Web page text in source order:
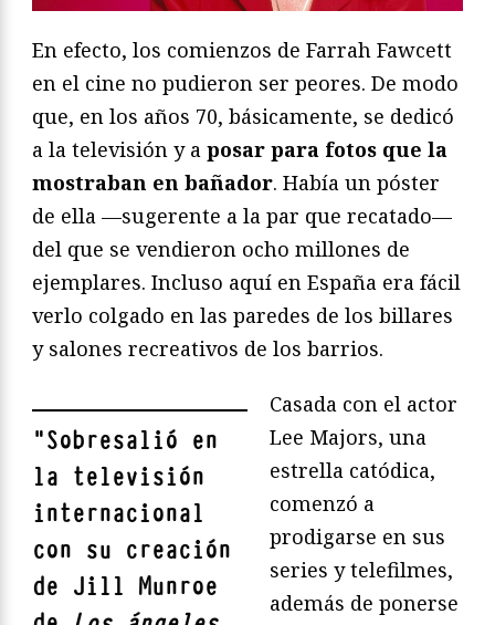
En efecto, los comienzos de Farrah Fawcett
en el cine no pudieron ser peores. De modo
que, en los años 70, básicamente, se dedicó
a la televisión y a posar para fotos que la
mostraban en bañador. Había un póster
de ella —sugerente a la par que recatado—
del que se vendieron ocho millones de
ejemplares. Incluso aquí en España era fácil
verlo colgado en las paredes de los billares
y salones recreativos de los barrios.
"Sobresalió en
la televisión
internacional
con su creación
de Jill Munroe
Casada con el actor
Lee Majors, una
estrella catódica,
comenzó a
prodigarse en sus
series y telefilmes,
además de ponerse